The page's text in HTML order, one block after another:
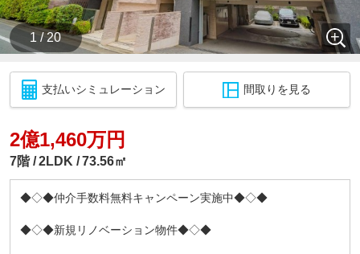
1 / 20
支払いシミュレーション 間取りを見る
2億1,460万円
7階 2LDK 73.56㎡
◆◇◆仲介手数料無料キャンペーン実施中◆◇◆
◆◇◆新規リノベーション物件◆◇◆